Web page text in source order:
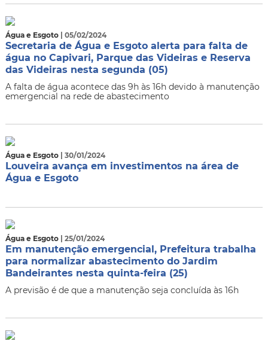
Água e Esgoto | 05/02/2024
Secretaria de Água e Esgoto alerta para falta de
água no Capivari, Parque das Videiras e Reserva
das Videiras nesta segunda (05)
A falta de água acontece das 9h às 16h devido à manutenção
emergencial na rede de abastecimento
Água e Esgoto | 30/01/2024
Louveira avança em investimentos na área de
Água e Esgoto
Água e Esgoto | 25/01/2024
Em manutenção emergencial, Prefeitura trabalha
para normalizar abastecimento do Jardim
Bandeirantes nesta quinta-feira (25)
A previsão é de que a manutenção seja concluída às 16h